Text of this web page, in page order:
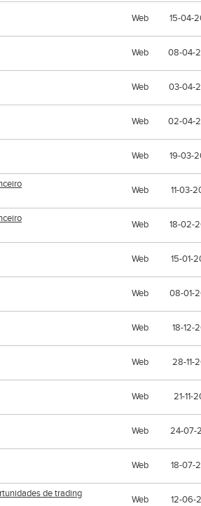
Web 15-04-
Web 08-04-
Web 03-04-
Web 02-04-
Web 19-03-
Web 11-03-
Web 18-02-
Web 15-01-
Web 08-01-
Web 18-12-
Web 28-11-
Web 21-11-
Web 24-07-
Web 18-07-
de trading
Web 12-06-